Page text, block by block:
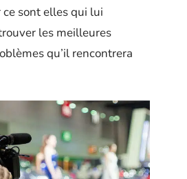
sont elles qui lui
les meilleures
qu’il rencontrera